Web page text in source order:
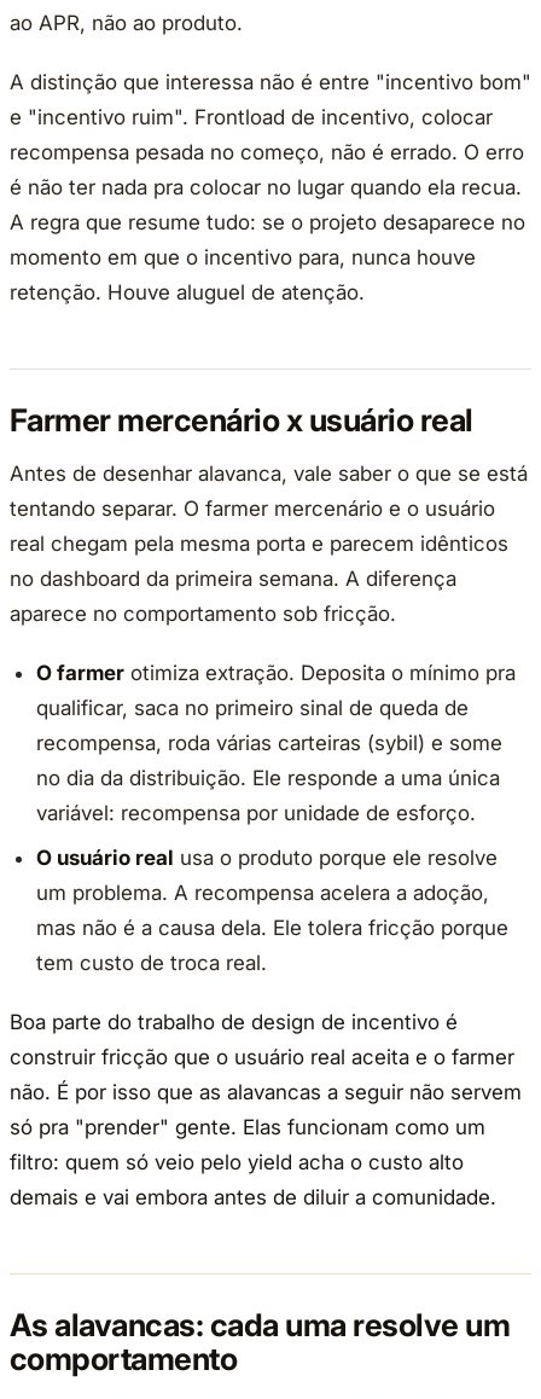
ao APR, não ao produto.
A distinção que interessa não é entre "incentivo bom"
e "incentivo ruim". Frontload de incentivo, colocar
recompensa pesada no começo, não é errado. O erro
é não ter nada pra colocar no lugar quando ela recua.
A regra que resume tudo: se o projeto desaparece no
momento em que o incentivo para, nunca houve
retenção. Houve aluguel de atenção.
Farmer mercenário x usuário real
Antes de desenhar alavanca, vale saber o que se está
tentando separar. O farmer mercenário e o usuário
real chegam pela mesma porta e parecem idênticos
no dashboard da primeira semana. A diferença
aparece no comportamento sob fricção.
O farmer otimiza extração. Deposita o mínimo pra
qualificar, saca no primeiro sinal de queda de
recompensa, roda várias carteiras (sybil) e some
no dia da distribuição. Ele responde a uma única
variável: recompensa por unidade de esforço.
O usuário real usa o produto porque ele resolve
um problema. A recompensa acelera a adoção,
mas não é a causa dela. Ele tolera fricção porque
tem custo de troca real.
Boa parte do trabalho de design de incentivo é
construir fricção que o usuário real aceita e o farmer
não. É por isso que as alavancas a seguir não servem
só pra "prender" gente. Elas funcionam como um
filtro: quem só veio pelo yield acha o custo alto
demais e vai embora antes de diluir a comunidade.
As alavancas: cada uma resolve um
comportamento